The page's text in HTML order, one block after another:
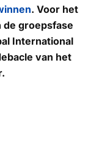
. Voor het
de groepsfase
International
van het